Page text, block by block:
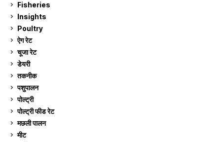
Fisheries
Insights
Poultry
ऐग रेट
चूजा रेट
डेयरी
तकनीक
पशुपालन
पोल्ट्री
पोल्ट्री फीड रेट
मछली पालन
मीट